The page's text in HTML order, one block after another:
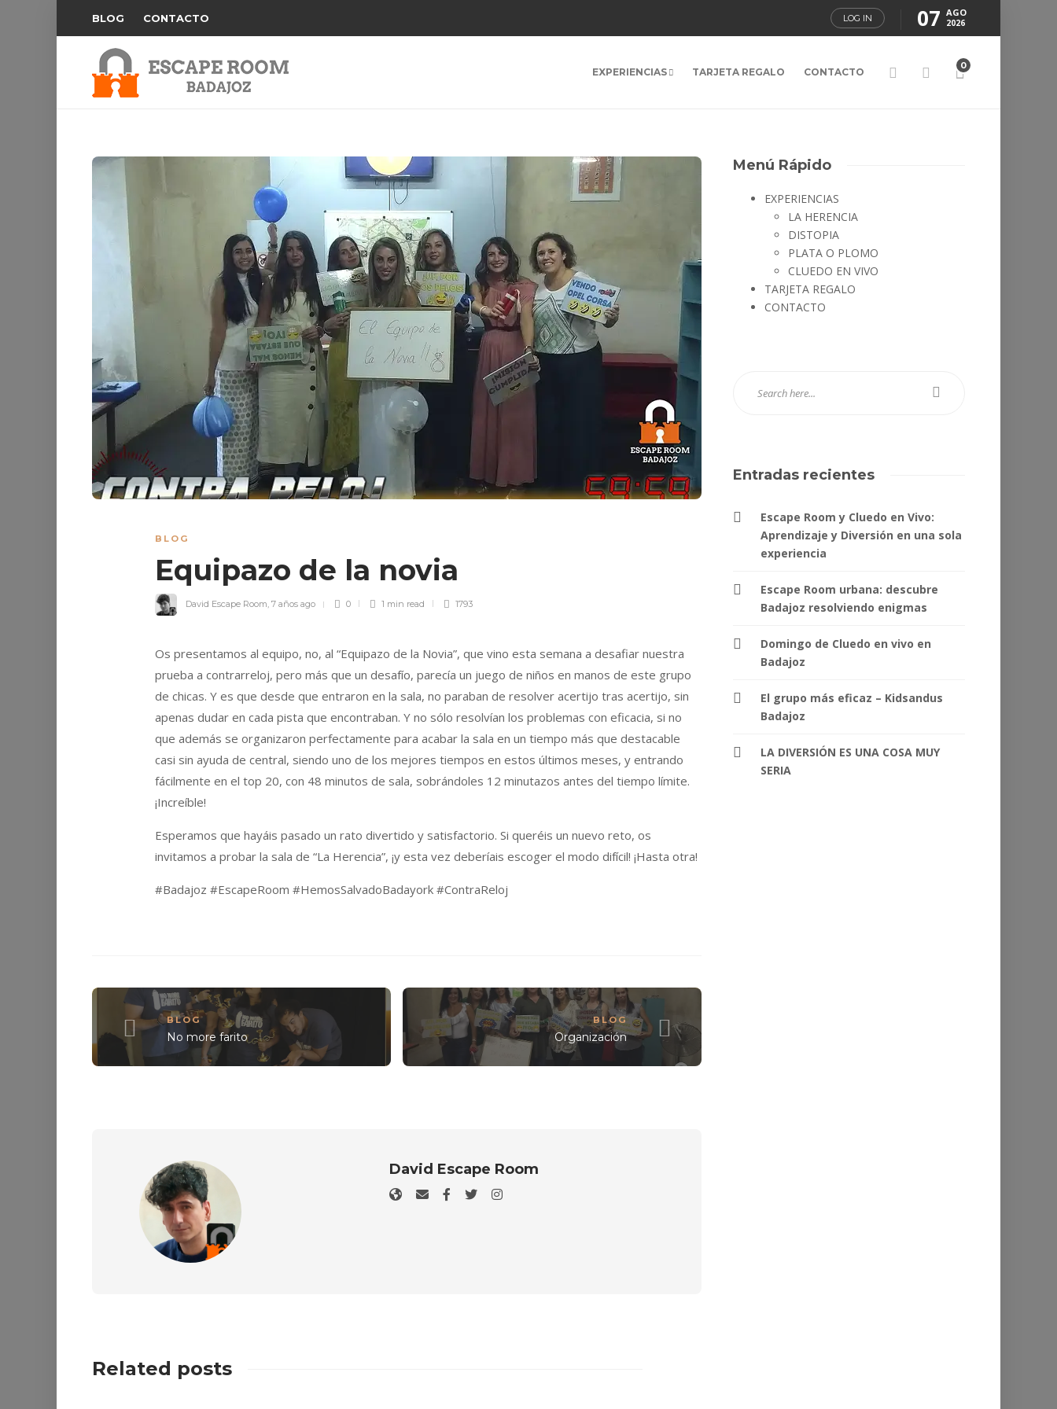
BLOG CONTACTO LOG IN 07 AGO
2026
EXPERIENCIAS TARJETA REGALO CONTACTO
0
BLOG
Equipazo de la novia
David Escape Room, 7 años ago 0 1 min read 1793
Os presentamos al equipo, no, al “Equipazo de la Novia”, que vino esta semana a desafiar nuestra
prueba a contrarreloj, pero más que un desafío, parecía un juego de niños en manos de este grupo
de chicas. Y es que desde que entraron en la sala, no paraban de resolver acertijo tras acertijo, sin
apenas dudar en cada pista que encontraban. Y no sólo resolvían los problemas con eficacia, si no
que además se organizaron perfectamente para acabar la sala en un tiempo más que destacable
casi sin ayuda de central, siendo uno de los mejores tiempos en estos últimos meses, y entrando
fácilmente en el top 20, con 48 minutos de sala, sobrándoles 12 minutazos antes del tiempo límite.
¡Increíble!
Esperamos que hayáis pasado un rato divertido y satisfactorio. Si queréis un nuevo reto, os
invitamos a probar la sala de “La Herencia”, ¡y esta vez deberíais escoger el modo difícil! ¡Hasta otra!
#Badajoz #EscapeRoom #HemosSalvadoBadayork #ContraReloj
BLOG
No more farito
BLOG
Organización
David Escape Room
Related posts
Menú Rápido
EXPERIENCIAS
LA HERENCIA
DISTOPIA
PLATA O PLOMO
CLUEDO EN VIVO
TARJETA REGALO
CONTACTO
Entradas recientes
Escape Room y Cluedo en Vivo:
Aprendizaje y Diversión en una sola
experiencia
Escape Room urbana: descubre
Badajoz resolviendo enigmas
Domingo de Cluedo en vivo en
Badajoz
El grupo más eficaz – Kidsandus
Badajoz
LA DIVERSIÓN ES UNA COSA MUY
SERIA